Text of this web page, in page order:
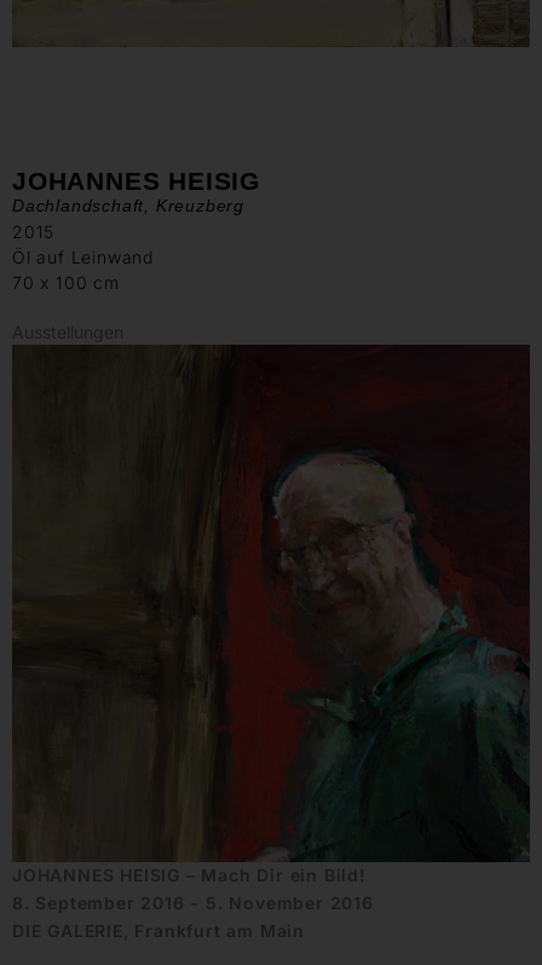
JOHANNES HEISIG
Dachlandschaft, Kreuzberg
2015
Öl auf Leinwand
70 x 100 cm
Ausstellungen
JOHANNES HEISIG – Mach Dir ein Bild!
8. September 2016 - 5. November 2016
DIE GALERIE, Frankfurt am Main